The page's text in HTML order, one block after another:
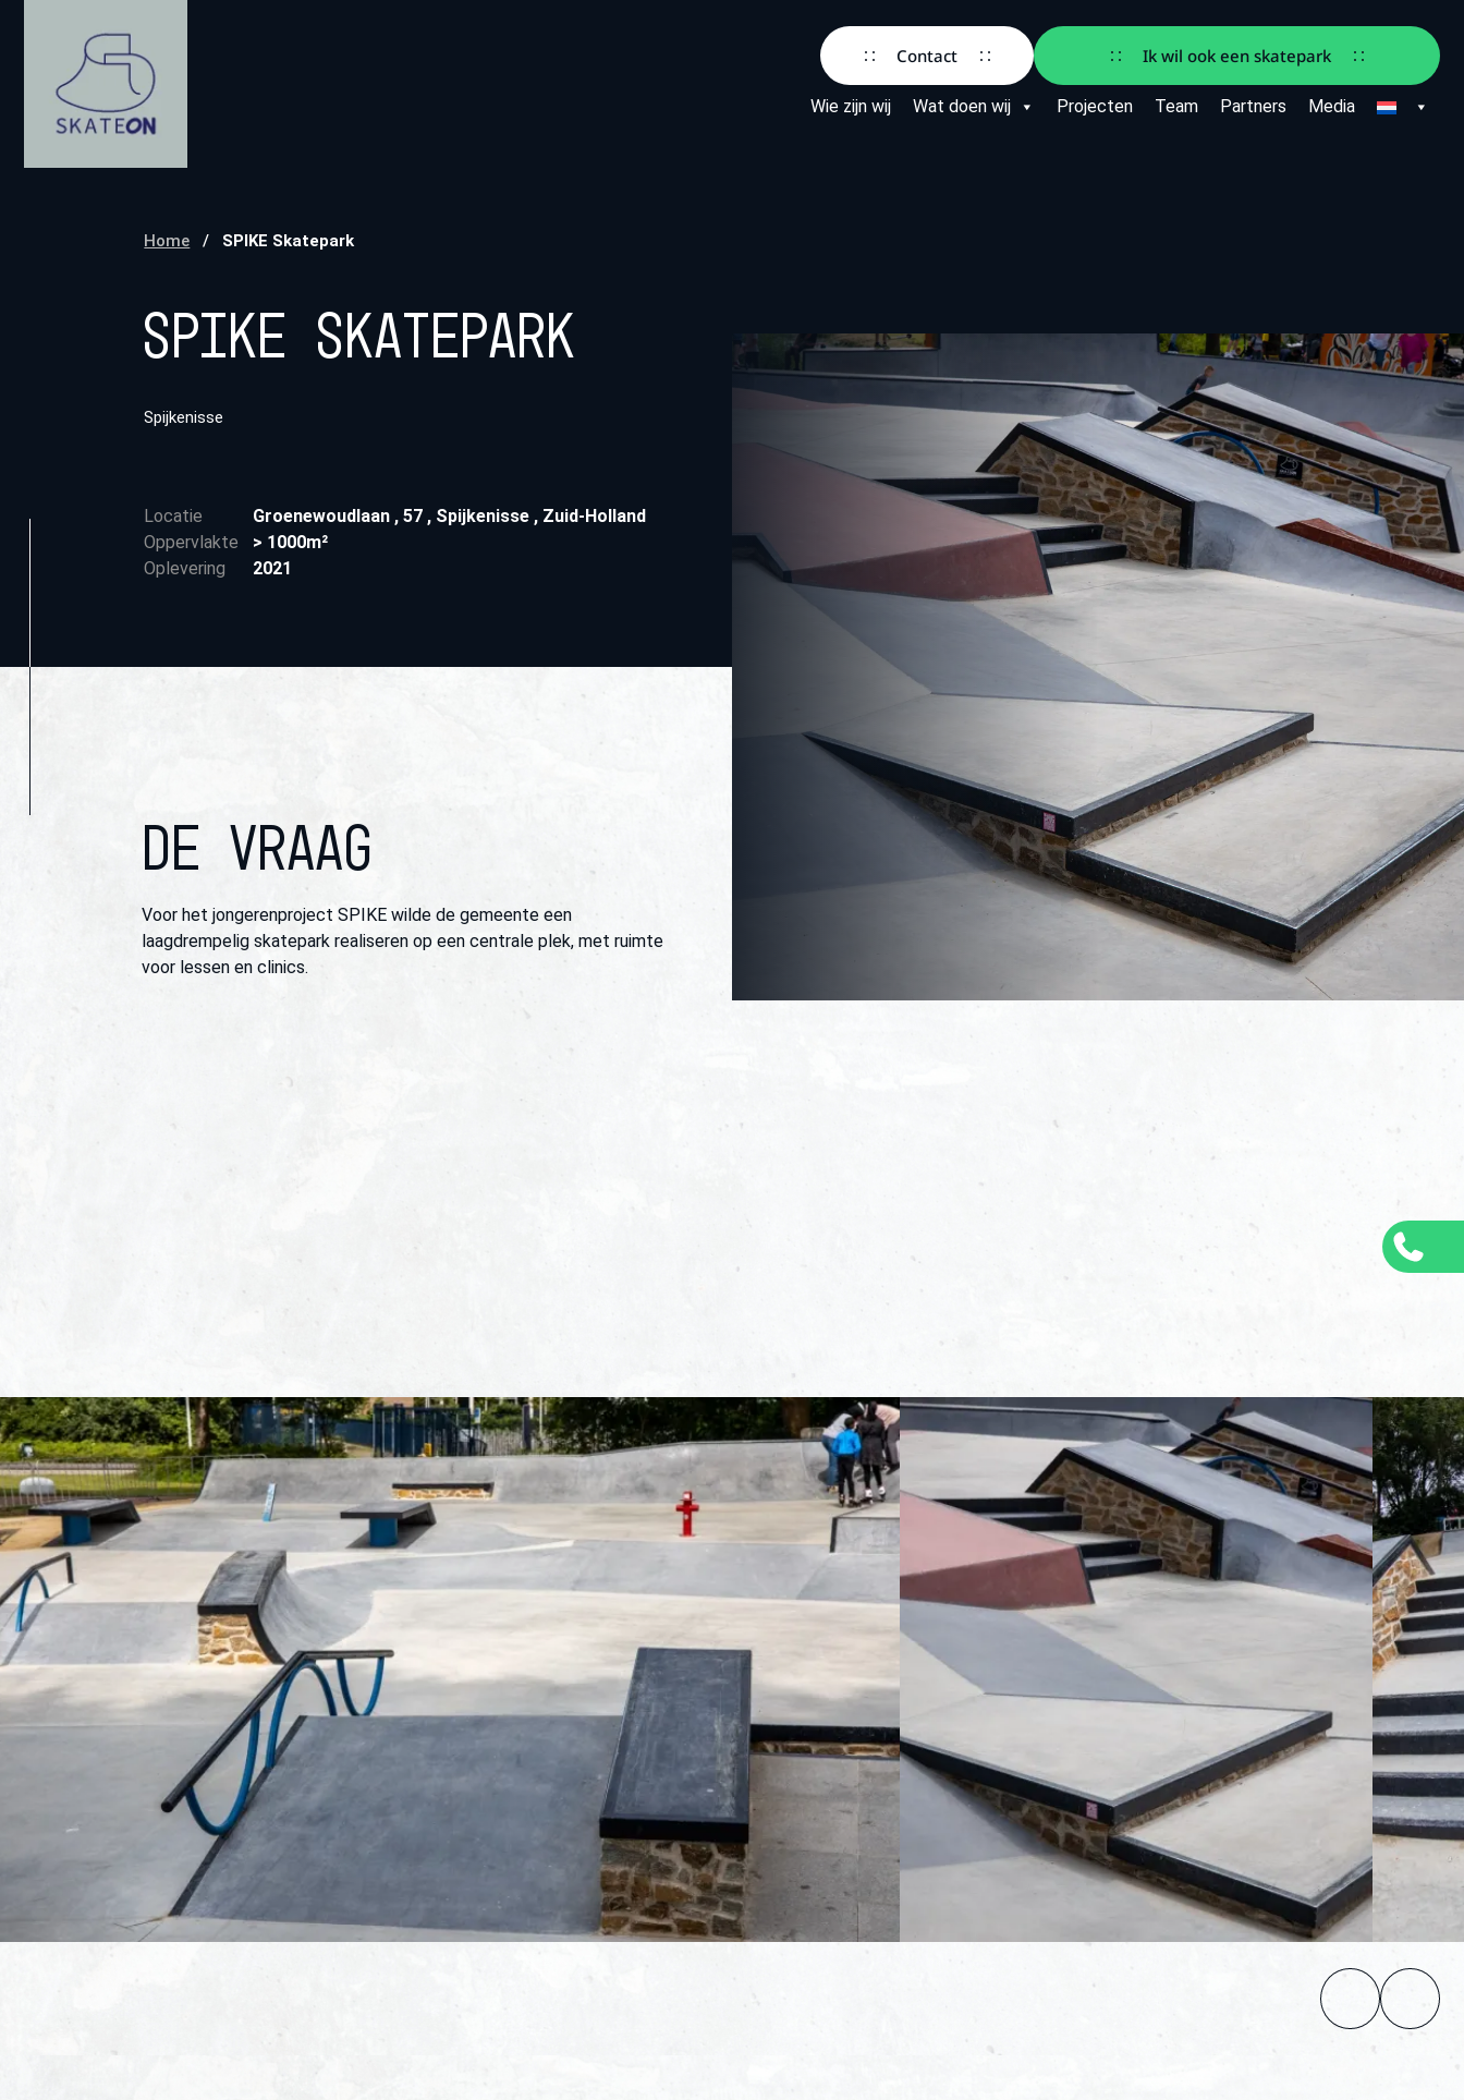
Contact Ik wil ook een skatepark
Wie zijn wij Wat doen wij Projecten Team Partners Media
Home / SPIKE Skatepark
SPIKE Skatepark
Spijkenisse
Locatie Groenewoudlaan ,57 , Spijkenisse , Zuid-Holland
Oppervlakte
> 1000m²
Oplevering
2021
DE VRAAG
Voor het jongerenproject SPIKE wilde de gemeente een
laagdrempelig skatepark realiseren op een centrale plek, met ruimte
voor lessen en clinics.